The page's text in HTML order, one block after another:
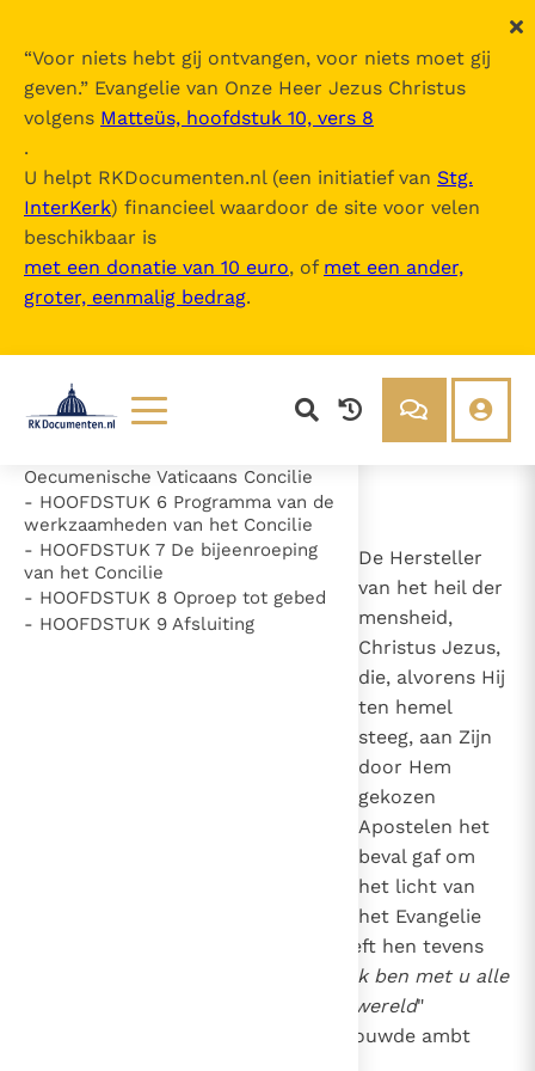
“Voor niets hebt gij ontvangen, voor niets moet gij
geven.” Evangelie van Onze Heer Jezus Christus
volgens Matteüs, hoofdstuk 10, vers 8
.
U helpt RKDocumenten.nl (een initiatief van Stg.
InterKerk) financieel waardoor de site voor velen
beschikbaar is
met een donatie van 10 euro, of met een ander,
groter, eenmalig bedrag.
Documenten
Bijbel
Thema’s
Berichten
Over ons
Over RK Documenten
Meedoen
Nieuwsbrief
Gebruiksvoorwaarden
Leer de kostbare parel van Gods koninkrijk te
Gods Koninkrijk groeit stilletjes door liefde, niet door
De mystiek. De mystieke verschijnselen en de
Het Vaticaan publiceert een nieuwe Latijnse uitgave
Vaticaanse financiële waakhond verliest autonomie
Humanae Salutis
Inhoudsopgave
uitklappen
- HOOFDSTUK 1 Inleiding
- HOOFDSTUK 3 Redenen tot
vertrouwen
- HOOFDSTUK 4 Tegenwoordige
vitaliteit van de Kerk
Oecumenische Vaticaans Concilie
- HOOFDSTUK 6 Programma van de
werkzaamheden van het Concilie
- HOOFDSTUK 7 De bijeenroeping
van het Concilie
- HOOFDSTUK 8 Oproep tot gebed
- HOOFDSTUK 9 Afsluiting
- HOOFDSTUK 1 Inleiding
1
De Hersteller
van het heil der
mensheid,
Christus Jezus,
die, alvorens Hij
ten hemel
steeg, aan Zijn
door Hem
gekozen
Apostelen het
beval gaf om
het licht van
het Evangelie
aan alle volkeren te brengen, heeft hen tevens
Ziet, Ik ben met u alle
dagen tot aan de voleinding der wereld"
om het hun toevertrouwde ambt